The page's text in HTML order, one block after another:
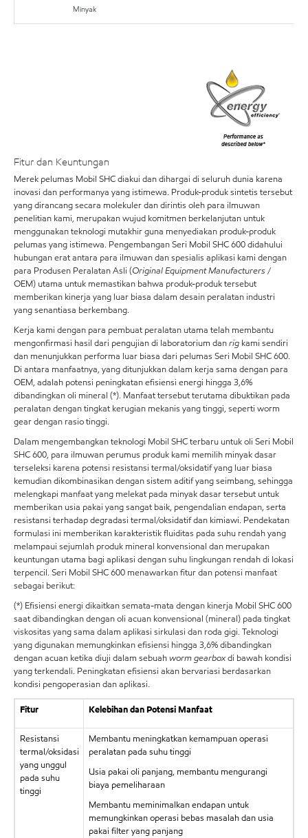
Minyak
Fitur dan Keuntungan
Merek pelumas Mobil SHC diakui dan dihargai di seluruh dunia karena
inovasi dan performanya yang istimewa. Produk-produk sintetis tersebut
yang dirancang secara molekuler dan dirintis oleh para ilmuwan
penelitian kami, merupakan wujud komitmen berkelanjutan untuk
menggunakan teknologi mutakhir guna menyediakan produk-produk
pelumas yang istimewa. Pengembangan Seri Mobil SHC 600 didahului
hubungan erat antara para ilmuwan dan spesialis aplikasi kami dengan
para Produsen Peralatan Asli (Original Equipment Manufacturers/
OEM) utama untuk memastikan bahwa produk-produk tersebut
memberikan kinerja yang luar biasa dalam desain peralatan industri
yang senantiasa berkembang.
Kerja kami dengan para pembuat peralatan utama telah membantu
mengonfirmasi hasil dari pengujian di laboratorium danrig kami sendiri
dan menunjukkan performa luar biasa dari pelumas Seri Mobil SHC 600.
Di antara manfaatnya, yang ditunjukkan dalam kerja sama dengan para
OEM, adalah potensi peningkatan efisiensi energi hingga 3,6%
dibandingkan oli mineral (*). Manfaat tersebut terutama dibuktikan pada
peralatan dengan tingkat kerugian mekanis yang tinggi, seperti worm
gear dengan rasio tinggi.
Dalam mengembangkan teknologi Mobil SHC terbaru untuk oli Seri Mobil
SHC 600, para ilmuwan perumus produk kami memilih minyak dasar
terseleksi karena potensi resistansi termal/oksidatif yang luar biasa
kemudian dikombinasikan dengan sistem aditif yang seimbang, sehingga
melengkapi manfaat yang melekat pada minyak dasar tersebut untuk
memberikan usia pakai yang sangat baik, pengendalian endapan, serta
resistansi terhadap degradasi termal/oksidatif dan kimiawi. Pendekatan
formulasi ini memberikan karakteristik fluiditas pada suhu rendah yang
melampaui sejumlah produk mineral konvensional dan merupakan
keuntungan utama bagi aplikasi dengan suhu lingkungan rendah di lokasi
terpencil. Seri Mobil SHC 600 menawarkan fitur dan potensi manfaat
sebagai berikut:
(*) Efisiensi energi dikaitkan semata-mata dengan kinerja Mobil SHC 600
saat dibandingkan dengan oli acuan konvensional (mineral) pada tingkat
viskositas yang sama dalam aplikasi sirkulasi dan roda gigi. Teknologi
yang digunakan memungkinkan efisiensi hingga 3,6% dibandingkan
dengan acuan ketika diuji dalam sebuahworm gearboxdi bawah kondisi
yang terkendali. Peningkatan efisiensi akan bervariasi berdasarkan
kondisi pengoperasian dan aplikasi.
Fitur Kelebihan dan Potensi Manfaat
Resistansi
termal/oksidasi
yang unggul
pada suhu
tinggi
Membantu meningkatkan kemampuan operasi
peralatan pada suhu tinggi
Usia pakai oli panjang, membantu mengurangi
biaya pemeliharaan
Membantu meminimalkan endapan untuk
memungkinkan operasi bebas masalah dan usia
pakai filter yang panjang